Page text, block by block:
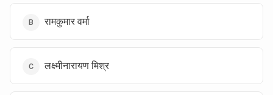
रामकुमार वर्मा
लक्ष्मीनारायण मिश्र